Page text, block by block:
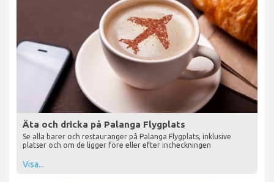
Äta och dricka på Palanga Flygplats
Se alla barer och restauranger på Palanga Flygplats, inklusive
platser och om de ligger före eller efter incheckningen
Visa...